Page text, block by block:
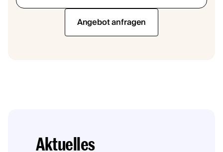
Angebot anfragen
Aktuelles